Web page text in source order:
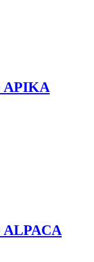
APIKA
ALPACA